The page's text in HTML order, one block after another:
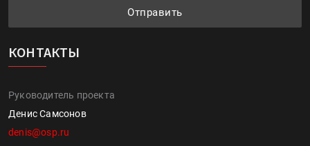
Отправить
КОНТАКТЫ
Руководитель проекта
Денис Самсонов
denis@osp.ru